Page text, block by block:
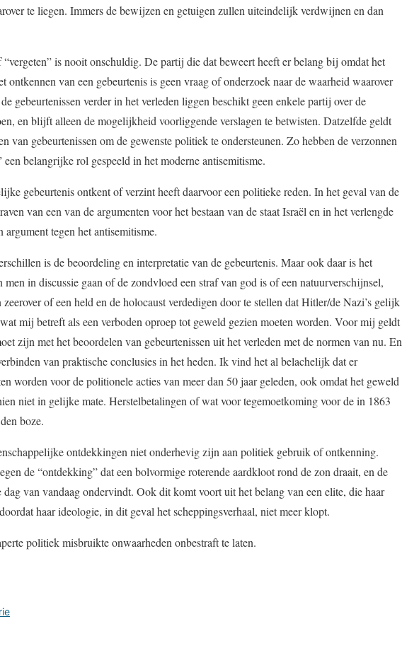
te liegen. Immers de bewijzen en getuigen zullen uiteindelijk verdwijnen en dan
is nooit onschuldig. De partij die dat beweert heeft er belang bij omdat het
ontkennen van een gebeurtenis is geen vraag of onderzoek naar de waarheid waarover
gebeurtenissen verder in het verleden liggen beschikt geen enkele partij over de
en blijft alleen de mogelijkheid voorliggende verslagen te betwisten. Datzelfde geldt
van gebeurtenissen om de gewenste politiek te ondersteunen. Zo hebben de verzonnen
belangrijke rol gespeeld in het moderne antisemitisme.
gebeurtenis ontkent of verzint heeft daarvoor een politieke reden. In het geval van de
van een van de argumenten voor het bestaan van de staat Israël en in het verlengde
tegen het antisemitisme.
is de beoordeling en interpretatie van de gebeurtenis. Maar ook daar is het
in discussie gaan of de zondvloed een straf van god is of een natuurverschijnsel,
of een held en de holocaust verdedigen door te stellen dat Hitler/de Nazi’s gelijk
mij betreft als een verboden oproep tot geweld gezien moeten worden. Voor mij geldt
zijn met het beoordelen van gebeurtenissen uit het verleden met de normen van nu. En
van praktische conclusies in het heden. Ik vind het al belachelijk dat er
worden voor de politionele acties van meer dan 50 jaar geleden, ook omdat het geweld
niet in gelijke mate. Herstelbetalingen of wat voor tegemoetkoming voor de in 1863
boze.
ontdekkingen niet onderhevig zijn aan politiek gebruik of ontkenning.
de “ontdekking” dat een bolvormige roterende aardkloot rond de zon draait, en de
van vandaag ondervindt. Ook dit komt voort uit het belang van een elite, die haar
haar ideologie, in dit geval het scheppingsverhaal, niet meer klopt.
politiek misbruikte onwaarheden onbestraft te laten.